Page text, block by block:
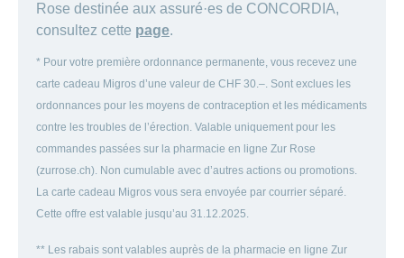
Rose destinée aux assuré·es de CONCORDIA,
consultez cette page.
* Pour votre première ordonnance permanente, vous recevez une
carte cadeau Migros d’une valeur de CHF 30.–. Sont exclues les
ordonnances pour les moyens de contraception et les médicaments
contre les troubles de l’érection. Valable uniquement pour les
commandes passées sur la pharmacie en ligne Zur Rose
(zurrose.ch). Non cumulable avec d’autres actions ou promotions.
La carte cadeau Migros vous sera envoyée par courrier séparé.
Cette offre est valable jusqu’au 31.12.2025.
** Les rabais sont valables auprès de la pharmacie en ligne Zur